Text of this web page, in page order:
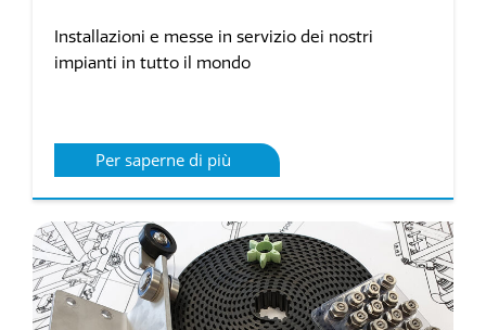
Installazioni e messe in servizio dei nostri
impianti in tutto il mondo
Per saperne di più